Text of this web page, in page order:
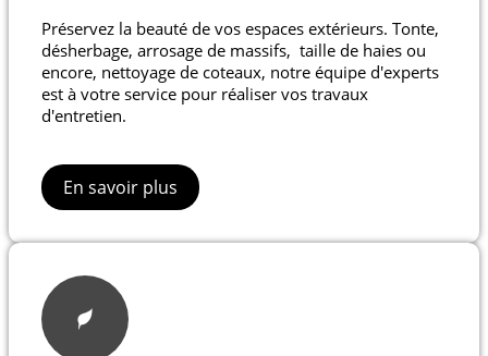
Préservez la beauté de vos espaces extérieurs. Tonte,
désherbage, arrosage de massifs, taille de haies ou
encore, nettoyage de coteaux, notre équipe d'experts
est à votre service pour réaliser vos travaux
d'entretien.
En savoir plus